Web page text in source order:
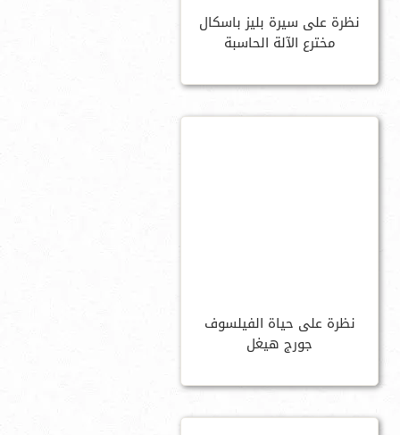
نظرة على سيرة بليز باسكال
مخترع الآلة الحاسبة
نظرة على حياة الفيلسوف
جورج هيغل